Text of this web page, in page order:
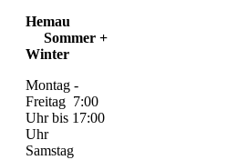
Hemau
Sommer +
Winter
Montag -
Freitag 7:00
Uhr bis 17:00
Uhr
Samstag